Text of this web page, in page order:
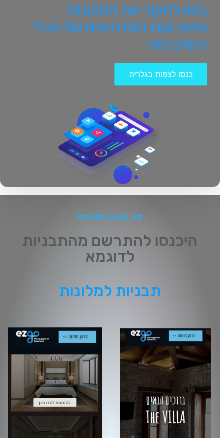
בואו לחקור את התכונות
והיתרונות המדהימים של הכלי
החזק הזה
כנסו לצפות בגלריה
מה אנחנו מציעים
היכנסו להתרשם מהתבניות
לדוגמא
תבניות למלונות